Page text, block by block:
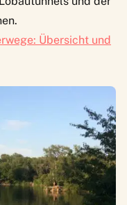
Übersicht und